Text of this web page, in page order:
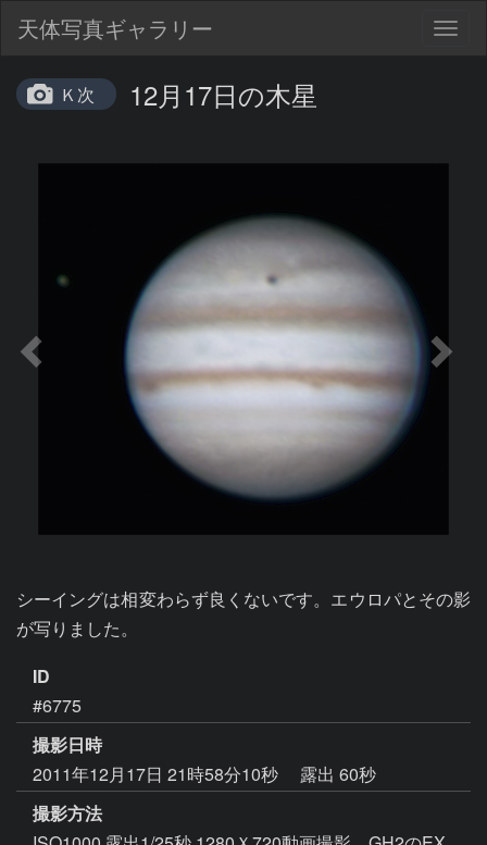
天体写真ギャラリー
Ｋ次 12月17日の木星
シーイングは相変わらず良くないです。エウロパとその影
が写りました。
ID
#6775
撮影日時
2011年12月17日 21時58分10秒
露出 60秒
撮影方法